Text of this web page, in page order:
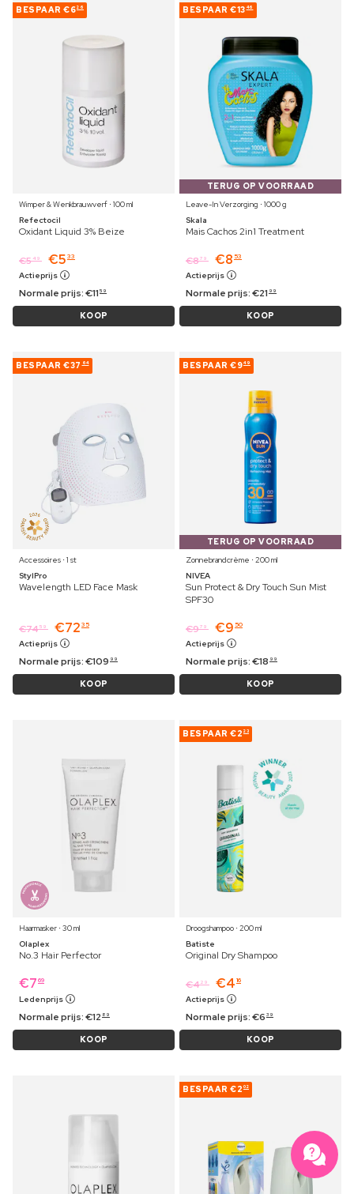
BESPAAR €626
Wimper & Wenkbrauwverf ⋅ 100 ml
Refectocil
Oxidant Liquid 3% Beize
€5 49 €5 33
Actieprijs
Normale prijs:€11 59
KOOP
BESPAAR €13 46
TERUG OP VOORRAAD
Leave-In Verzorging ⋅ 1000 g
Skala
Mais Cachos 2in1 Treatment
€879 €8 53
Actieprijs
Normale prijs:€21 99
KOOP
BESPAAR €37 64
Accessoires ⋅ 1 st
StylPro
Wavelength LED Face Mask
€7459 €72 35
Actieprijs
Normale prijs:€109 99
KOOP
BESPAAR €949
TERUG OP VOORRAAD
Zonnebrandcrème ⋅ 200 ml
NIVEA
Sun Protect & Dry Touch Sun Mist
SPF30
€979 €9 50
Actieprijs
Normale prijs:€18 99
KOOP
Haarmasker ⋅ 30 ml
Olaplex
No.3 Hair Perfector
€7 69
Ledenprijs
Normale prijs:€12 89
KOOP
BESPAAR €2 23
Droogshampoo ⋅ 200 ml
Batiste
Original Dry Shampoo
€429 €4 16
Actieprijs
Normale prijs:€6 39
KOOP
BESPAAR €2 02